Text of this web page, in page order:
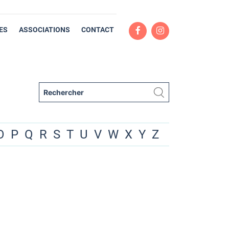
ASSOCIATIONS CONTACT
P Q R S T U V W X Y Z